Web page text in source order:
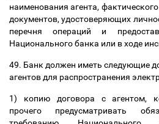
наименования агента,
документов, удостоверяющих
перечня операций и
Национального банка или в ходе
49. Банк должен иметь следующие
агентов для распространения
1) копию договора с агентом,
прочего предусматривать